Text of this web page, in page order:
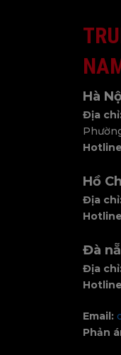
Hà
Địa chỉ:
Hồ
Địa chỉ:
Đà
Địa chỉ:
Email:
Phản